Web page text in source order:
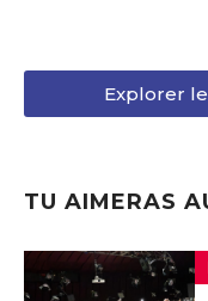
Explorer
TU AIMERAS